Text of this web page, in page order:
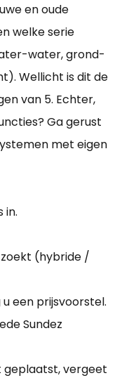
en oude
welke serie
water, grond-
Wellicht is dit de
van 5. Echter,
Ga gerust
met eigen
in.
(hybride /
een prijsvoorstel.
Sundez
vergeet